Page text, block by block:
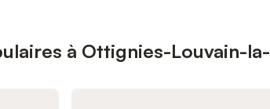
à Ottignies-Louvain-